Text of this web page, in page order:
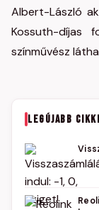
Albert-László
Kossuth-díjas
színművész
LEGÚJABB